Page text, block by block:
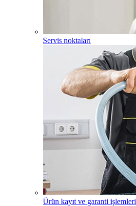
Servis noktaları
Ürün kayıt ve garanti işlemleri